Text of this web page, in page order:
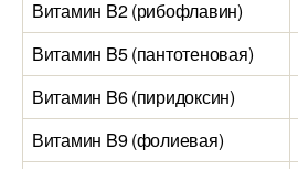
Витамин B2 (рибофлавин)
Витамин B5 (пантотеновая)
Витамин B6 (пиридоксин)
Витамин B9 (фолиевая)